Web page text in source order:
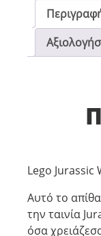
Lego
Αυτό το
την ταινία
όσα